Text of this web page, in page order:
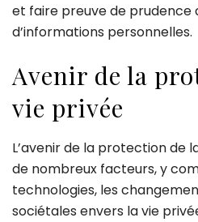
et faire preuve de prudence
d’informations personnelles.
Avenir de la
vie privée
L’avenir de la protection de
de nombreux facteurs, y
technologies, les
sociétales envers la vie